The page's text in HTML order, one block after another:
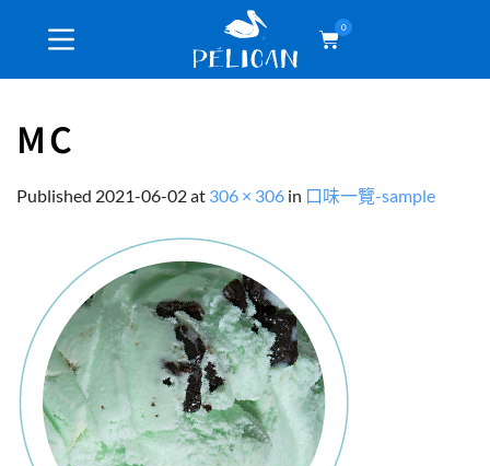
0
MC
Published 2021-06-02at 306 × 306 in 口味一覽-sample